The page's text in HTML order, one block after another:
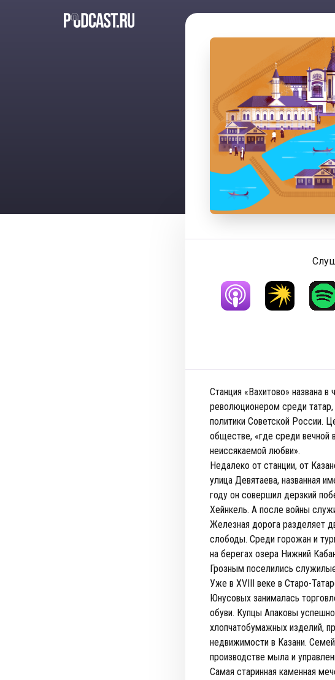
Станция «Вахитово» названа
революционером среди
политики Советской России.
обществе, «где среди вечной
неиссякаемой любви».
Недалеко от станции, от
улица Девятаева, названная
году он совершил дерзкий
Хейнкель. А после войны
Железная дорога разделяет
слободы. Среди горожан и
на берегах озера Нижний
Грозным поселились
Уже в XVIII веке в Старо-
Юнусовых занималась
обуви. Купцы Апаковы
хлопчатобумажных изделий,
недвижимости в Казани.
производстве мыла и
Самая старинная каменная